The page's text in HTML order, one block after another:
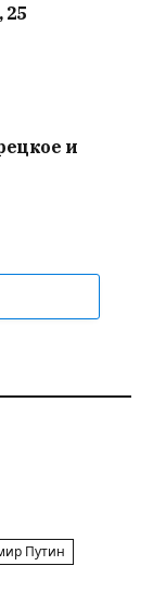
25
и
Путин